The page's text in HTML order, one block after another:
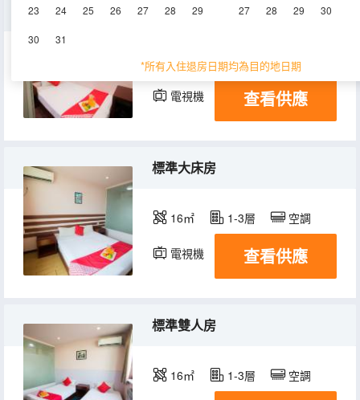
23 24 25 26 27 28 29
30 31
27 28 29 30
*所有入住退房日期均為目的地日期
特惠房
16㎡ 1-3層 空調
電視機 查看供應
標準大床房
16㎡ 1-3層 空調
電視機 查看供應
標準雙人房
16㎡ 1-3層 空調